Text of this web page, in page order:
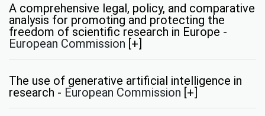
A comprehensive legal, policy, and comparative
analysis for promoting and protecting the
freedom of scientific research in Europe -
European Commission [+]
The use of generative artificial intelligence in
research - European Commission [+]